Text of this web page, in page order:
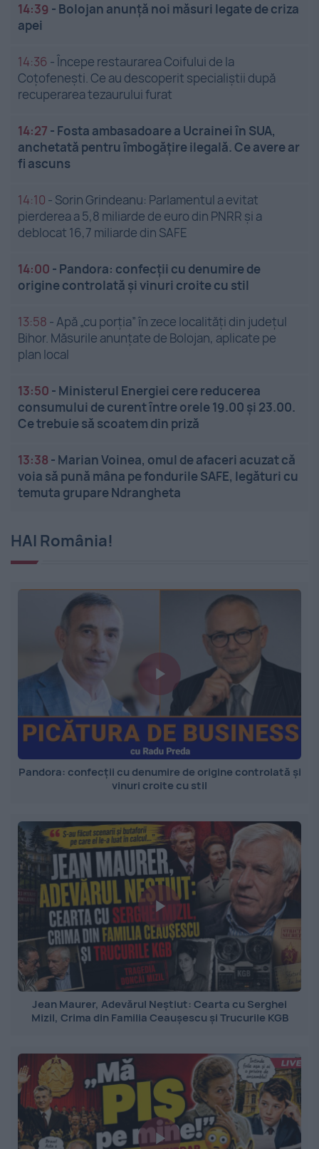
14:39 - Bolojan anunță noi măsuri legate de criza
apei
14:36 -Începe restaurarea Coifului de la
Coțofenești. Ce au descoperit specialiștii după
recuperarea tezaurului furat
14:27 - Fosta ambasadoare a Ucrainei în SUA,
anchetată pentru îmbogățire ilegală. Ce avere ar
fi ascuns
14:10 - Sorin Grindeanu: Parlamentul a evitat
pierderea a 5,8 miliarde de euro din PNRR și a
deblocat 16,7 miliarde din SAFE
14:00 - Pandora: confecții cu denumire de
origine controlată și vinuri croite cu stil
13:58 -Apă „cu porția” în zece localități din județul
Bihor. Măsurile anunțate de Bolojan, aplicate pe
plan local
13:50 - Ministerul Energiei cere reducerea
consumului de curent între orele 19.00 și 23.00.
Ce trebuie să scoatem din priză
13:38 - Marian Voinea, omul de afaceri acuzat că
voia să pună mâna pe fondurile SAFE, legături cu
temuta grupare Ndrangheta
HAI România!
Pandora: confecții cu denumire de origine controlată și
vinuri croite cu stil
Jean Maurer, Adevărul Neștiut: Cearta cu Serghei
Mizil, Crima din Familia Ceaușescu și Trucurile KGB